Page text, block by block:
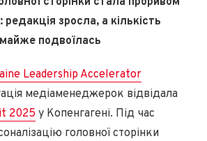
зросла, а кількість
подвоїлась
Leadership Accelerator
медіаменеджерок відвідала
2025 у Копенгагені. Під час
головної сторінки